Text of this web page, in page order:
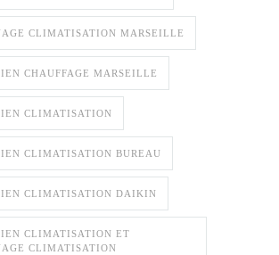
CLIMATISATION MARSEILLE
CHAUFFAGE MARSEILLE
CLIMATISATION
CLIMATISATION BUREAU
CLIMATISATION DAIKIN
CLIMATISATION ET
CLIMATISATION